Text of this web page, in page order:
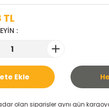
:
Ekle
olan siparişler aynı gün